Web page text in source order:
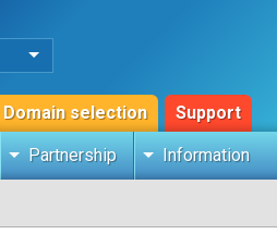
Domain selection Support
Partnership Information